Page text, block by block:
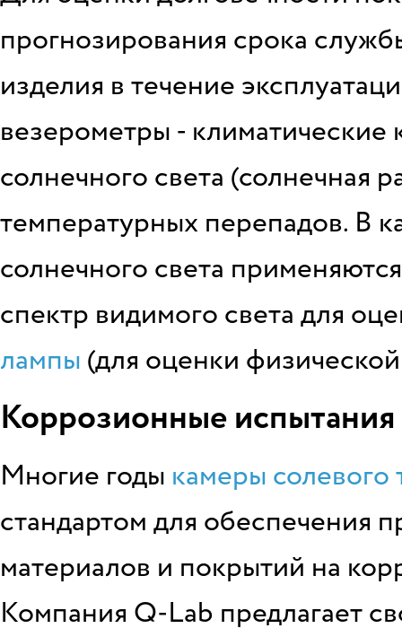
прогнозирования срока
изделия в течение
везерометры -
солнечного света (солнечная
температурных перепадов. В
солнечного света применяются
спектр видимого света для
лампы (для оценки
Коррозионные испытания
Многие годы камеры
стандартом для обеспечения
материалов и покрытий на
Компания Q-Lab предлагает